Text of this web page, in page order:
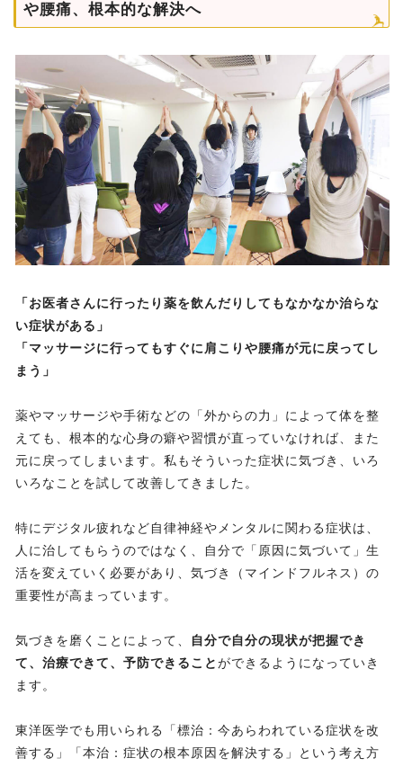
や腰痛、根本的な解決へ
「お医者さんに行ったり薬を飲んだりしてもなかなか治らな
い症状がある」
「マッサージに行ってもすぐに肩こりや腰痛が元に戻ってし
まう」
薬やマッサージや手術などの「外からの力」によって体を整
えても、根本的な心身の癖や習慣が直っていなければ、また
元に戻ってしまいます。私もそういった症状に気づき、いろ
いろなことを試して改善してきました。
特にデジタル疲れなど自律神経やメンタルに関わる症状は、
人に治してもらうのではなく、自分で「原因に気づいて」生
活を変えていく必要があり、気づき（マインドフルネス）の
重要性が高まっています。
気づきを磨くことによって、
自分で自分の現状が把握でき
て、治療できて、予防できることができるようになっていき
ます。
東洋医学でも用いられる「標治：今あらわれている症状を改
善する」「本治：症状の根本原因を解決する」という考え方